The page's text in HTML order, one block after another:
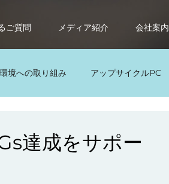
ご質問 メディア紹介 会社案内
環境への取り組み アップサイクルPC
達成をサポー